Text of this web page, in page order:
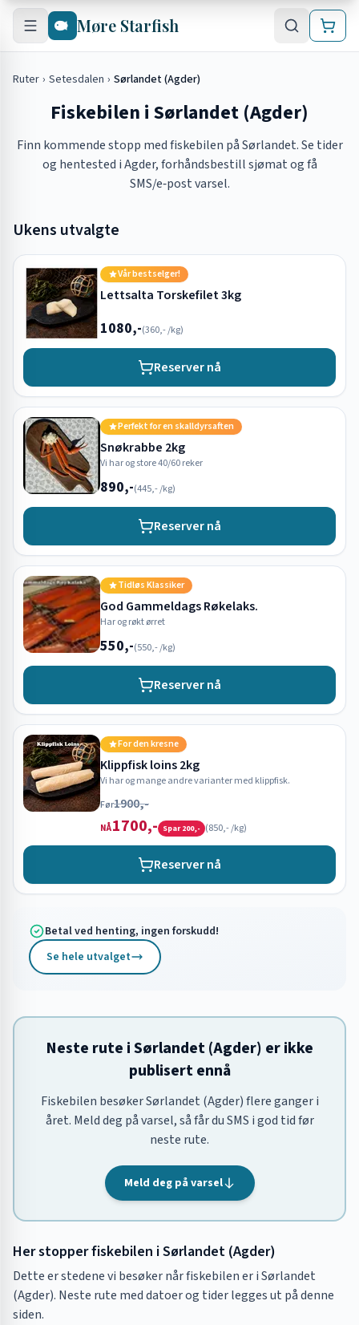
Hopp til hovedinnhold
Møre Starfish
Ruter › Setesdalen › Sørlandet (Agder)
Fiskebilen i Sørlandet (Agder)
Finn kommende stopp med fiskebilen på Sørlandet. Se tider
og hentested i Agder, forhåndsbestill sjømat og få
SMS/e‑post varsel.
Ukens utvalgte
Vår bestselger!
Lettsalta Torskefilet 3kg
1080,-(360,-/kg)
Reserver nå
Perfekt for en skalldyrsaften
Snøkrabbe 2kg
Vi har og store 40/60 reker
890,-(445,-/kg)
Reserver nå
Tidløs Klassiker
God Gammeldags Røkelaks.
Har og røkt ørret
550,-(550,-/kg)
Reserver nå
For den kresne
Klippfisk loins 2kg
Vi har og mange andre varianter med klippfisk.
Før1900,-
NÅ1700,- Spar200,- (850,-/kg)
Reserver nå
Betal ved henting, ingen forskudd!
Se hele utvalget
Neste rute i Sørlandet (Agder) er ikke
publisert ennå
Fiskebilen besøker Sørlandet (Agder) flere ganger i
året. Meld deg på varsel, så får du SMS i god tid før
neste rute.
Meld deg på varsel
Her stopper fiskebilen iSørlandet (Agder)
Dette er stedene vi besøker når fiskebilen er iSørlandet
(Agder). Neste rute med datoer og tider legges ut på denne
siden.